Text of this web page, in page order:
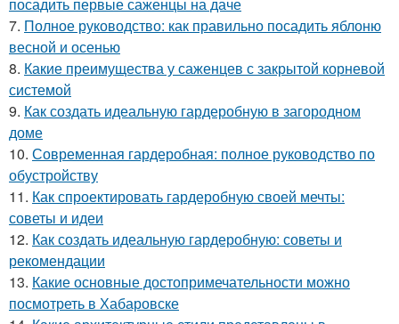
7. Полное руководство: как правильно посадить яблоню
весной и осенью
8. Какие преимущества у саженцев с закрытой корневой
системой
9. Как создать идеальную гардеробную в загородном
доме
10. Современная гардеробная: полное руководство по
обустройству
11. Как спроектировать гардеробную своей мечты:
советы и идеи
12. Как создать идеальную гардеробную: советы и
рекомендации
13. Какие основные достопримечательности можно
посмотреть в Хабаровске